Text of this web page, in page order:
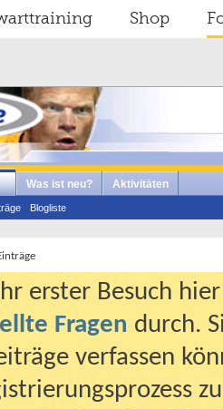
Shop
Blogliste
Was ist neu? Aktivitäten
erster Besuch
Fragen durch.
verfassen